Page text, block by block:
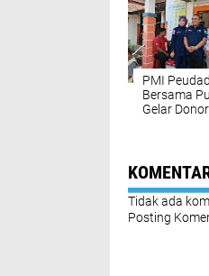
PMI
Bersama
Gelar
Tidak ada
Posting